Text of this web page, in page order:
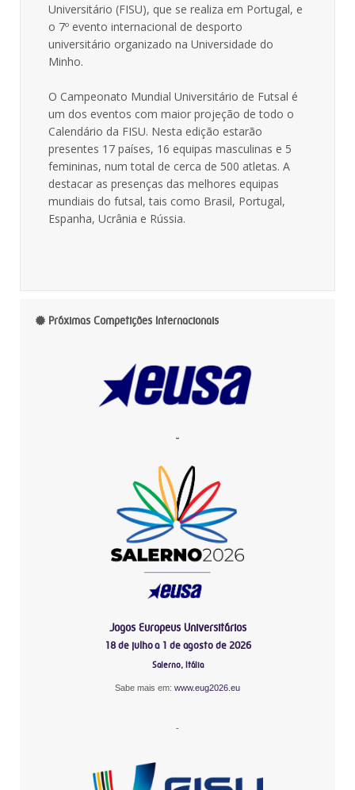
Universitário (FISU), que se realiza em Portugal, e
o 7º evento internacional de desporto
universitário organizado na Universidade do
Minho.
O Campeonato Mundial Universitário de Futsal é
um dos eventos com maior projeção de todo o
Calendário da FISU. Nesta edição estarão
presentes 17 países, 16 equipas masculinas e 5
femininas, num total de cerca de 500 atletas. A
destacar as presenças das melhores equipas
mundiais do futsal, tais como Brasil, Portugal,
Espanha, Ucrânia e Rússia.
Próximas Competições Internacionais
-
Jogos Europeus Universitários
18 de julho a 1 de agosto de 2026
Salerno, Itália
Sabe mais em: www.eug2026.eu
-